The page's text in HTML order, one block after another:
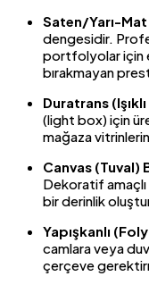
Saten/Yarı-Mat
dengesidir.
portfolyolar için
bırakmayan
Duratrans
(light box) için
mağaza
Canvas (Tuval)
Dekoratif amaçlı
bir derinlik
Yapışkanlı
camlara veya
çerçeve